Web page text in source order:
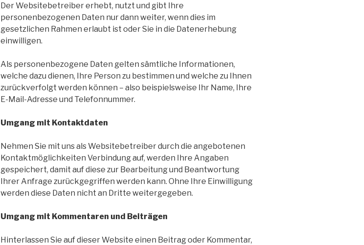
Der Websitebetreiber erhebt, nutzt und gibt Ihre
personenbezogenen Daten nur dann weiter, wenn dies im
gesetzlichen Rahmen erlaubt ist oder Sie in die Datenerhebung
einwilligen.
Als personenbezogene Daten gelten sämtliche Informationen,
welche dazu dienen, Ihre Person zu bestimmen und welche zu Ihnen
zurückverfolgt werden können – also beispielsweise Ihr Name, Ihre
E-Mail-Adresse und Telefonnummer.
Umgang mit Kontaktdaten
Nehmen Sie mit uns als Websitebetreiber durch die angebotenen
Kontaktmöglichkeiten Verbindung auf, werden Ihre Angaben
gespeichert, damit auf diese zur Bearbeitung und Beantwortung
Ihrer Anfrage zurückgegriffen werden kann. Ohne Ihre Einwilligung
werden diese Daten nicht an Dritte weitergegeben.
Umgang mit Kommentaren und Beiträgen
Hinterlassen Sie auf dieser Website einen Beitrag oder Kommentar,